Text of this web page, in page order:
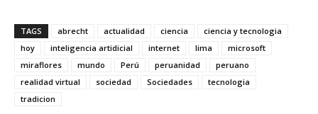
TAGS abrecht actualidad ciencia
ciencia y tecnologia
hoy
inteligencia artidicial internet lima
microsoft
miraflores
mundo Perú peruanidad
peruano
realidad virtual
sociedad Sociedades
tecnologia
tradicion